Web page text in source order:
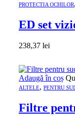
PROTECTIA OCHILOR,
ED set
238,37 lei
Adaugă în coș
ALTELE, PENTRU
Filtre